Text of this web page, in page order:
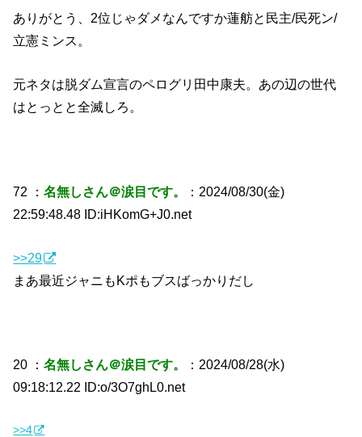
ありがとう、2位じゃダメなんですか蓮舫と民主/民死ン/
立憲ミンス。
元ネタは脱ダム宣言のペログリ田中康夫。あの辺の世代
はとっとと全滅しろ。
72 ：名無しさん＠涙目です。
：2024/08/30(金)
22:59:48.48 ID:iHKomG+J0.net
>>29
まあ最近ジャニもKポもブスばっかりだし
20 ：名無しさん＠涙目です。
：2024/08/28(水)
09:18:12.22 ID:o/3O7ghL0.net
>>4